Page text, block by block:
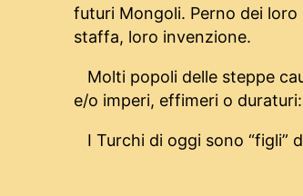
futuri Mongoli. Perno dei loro
staffa, loro invenzione.
Molti popoli delle steppe
e/o imperi, effimeri o duraturi:
I Turchi di oggi sono “figli”